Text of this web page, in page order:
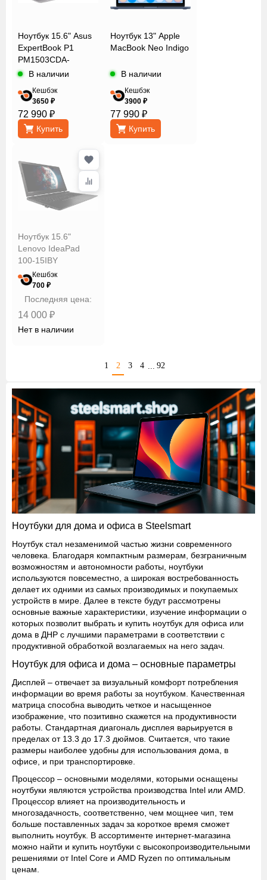
Ноутбук 15.6" Asus
ExpertBook P1
PM1503CDA-
S70595
В наличии
Кешбэк
3650 ₽
72 990 ₽
Купить
Ноутбук 13" Apple
MacBook Neo Indigo
В наличии
Кешбэк
3900 ₽
77 990 ₽
Купить
Ноутбук 15.6"
Lenovo IdeaPad
100-15IBY
Кешбэк
700 ₽
Последняя цена:
14 000 ₽
Нет в наличии
1 2 3 4 92
Ноутбуки для дома и офиса в Steelsmart
Ноутбук стал незаменимой частью жизни современного
человека. Благодаря компактным размерам, безграничным
возможностям и автономности работы, ноутбуки
используются повсеместно, а широкая востребованность
делает их одними из самых производимых и покупаемых
устройств в мире. Далее в тексте будут рассмотрены
основные важные характеристики, изучение информации о
которых позволит выбрать и купить ноутбук для офиса или
дома в ДНР с лучшими параметрами в соответствии с
продуктивной обработкой возлагаемых на него задач.
Ноутбук для офиса и дома – основные параметры
Дисплей – отвечает за визуальный комфорт потребления
информации во время работы за ноутбуком. Качественная
матрица способна выводить четкое и насыщенное
изображение, что позитивно скажется на продуктивности
работы. Стандартная диагональ дисплея варьируется в
пределах от 13.3 до 17.3 дюймов. Считается, что такие
размеры наиболее удобны для использования дома, в
офисе, и при транспортировке.
Процессор – основными моделями, которыми оснащены
ноутбуки являются устройства производства Intel или AMD.
Процессор влияет на производительность и
многозадачность, соответственно, чем мощнее чип, тем
больше поставленных задач за короткое время сможет
выполнить ноутбук. В ассортименте интернет-магазина
можно найти и купить ноутбуки с высокопроизводительными
решениями от Intel Core и AMD Ryzen по оптимальным
ценам.